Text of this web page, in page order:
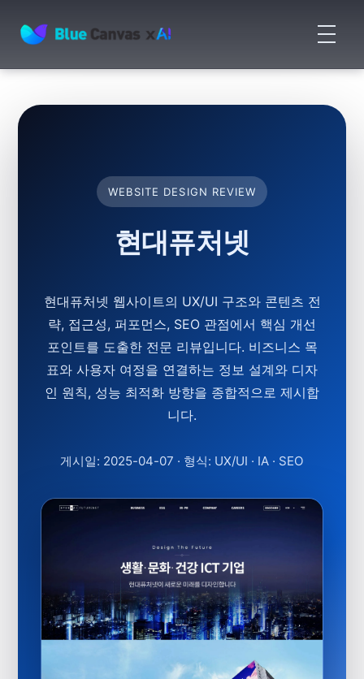
BLUECANVAS
메
뉴
기
WEBSITE DESIGN REVIEW
현대퓨처넷
현대퓨처넷 웹사이트의 UX/UI 구조와 콘텐츠 전
략, 접근성, 퍼포먼스, SEO 관점에서 핵심 개선
포인트를 도출한 전문 리뷰입니다. 비즈니스 목
표와 사용자 여정을 연결하는 정보 설계와 디자
인 원칙, 성능 최적화 방향을 종합적으로 제시합
니다.
게시일: 2025-04-07 · 형식: UX/UI · IA · SEO